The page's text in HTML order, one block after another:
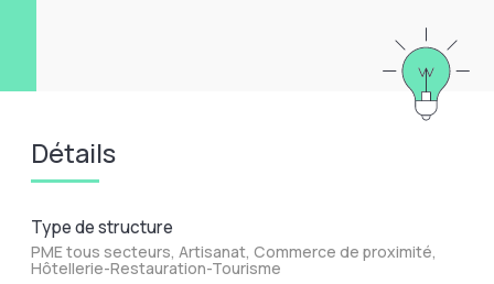
Détails
Type de structure
PME tous secteurs, Artisanat, Commerce de proximité,
Hôtellerie-Restauration-Tourisme